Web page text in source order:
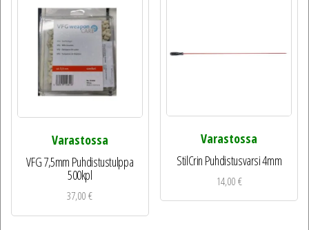
Varastossa
VFG 7,5mm Puhdistustulppa
500kpl
37,00€
Varastossa
StilCrin Puhdistusvarsi 4mm
14,00€